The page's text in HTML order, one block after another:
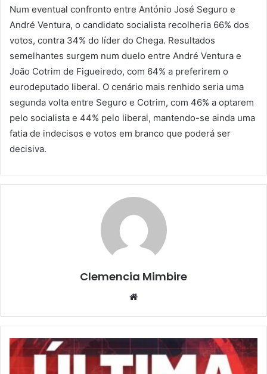
Num eventual confronto entre António José Seguro e
André Ventura, o candidato socialista recolheria 66% dos
votos, contra 34% do líder do Chega. Resultados
semelhantes surgem num duelo entre André Ventura e
João Cotrim de Figueiredo, com 64% a preferirem o
eurodeputado liberal. O cenário mais renhido seria uma
segunda volta entre Seguro e Cotrim, com 46% a optarem
pelo socialista e 44% pelo liberal, mantendo-se ainda uma
fatia de indecisos e votos em branco que poderá ser
decisiva.
Clemencia Mimbire
Website